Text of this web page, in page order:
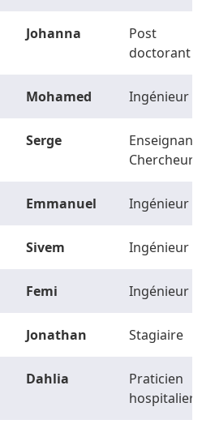
Johanna
Post
doctorant
Mohamed Ingénieur
Serge
Enseignant-
Chercheur
Emmanuel Ingénieur
Sivem Ingénieur
Femi Ingénieur
Jonathan Stagiaire
Dahlia
Praticien
hospitalier